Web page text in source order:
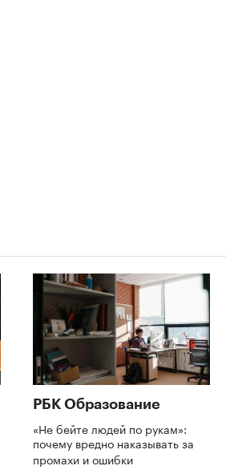
РБК Образование
«Не бейте людей по рукам»:
почему вредно наказывать за
промахи и ошибки